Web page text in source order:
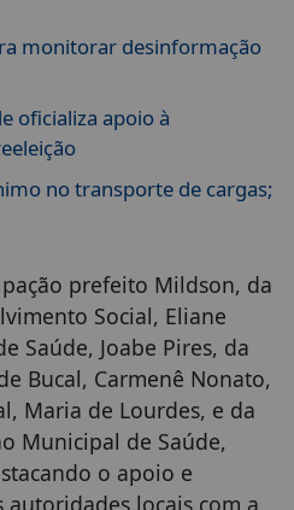
monitorar desinformação
oficializa apoio à
no transporte de cargas;
prefeito Mildson, da
Social, Eliane
Saúde, Joabe Pires, da
Bucal, Carmenê Nonato,
Maria de Lourdes, e da
Municipal de Saúde,
o apoio e